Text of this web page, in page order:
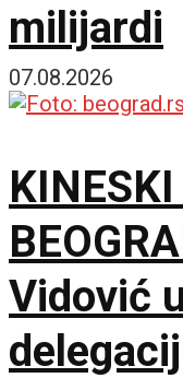
milijardi
07.08.2026
Vidović